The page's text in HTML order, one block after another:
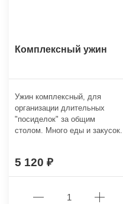
Комплексный ужин
Ужин комплексный, для
организации длительных
"посиделок" за общим
столом. Много еды и закусок.
5 120